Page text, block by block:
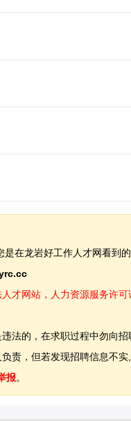
在龙岩好工作人才网看到的
才网站，人力资源服务许
法的，在求职过程中勿向招
责，但若发现招聘信息不实
报。